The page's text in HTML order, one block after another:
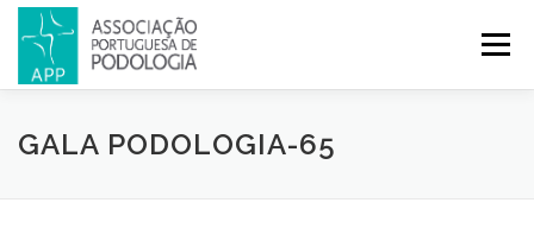
Menu
APP PODOLOGIA LICENCIATURA EM PODOLOGIA
GALA PODOLOGIA-65